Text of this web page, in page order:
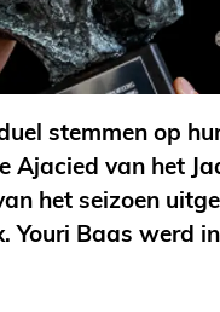
stemmen op
Ajacied van het
het seizoen
Youri Baas werd